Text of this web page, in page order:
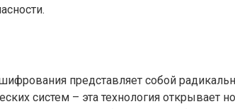
представляет собой
систем – эта технология открывает